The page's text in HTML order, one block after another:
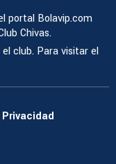
portal Bolavip.com
Chivas.
club. Para visitar el